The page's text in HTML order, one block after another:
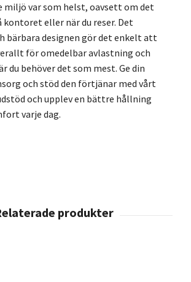
miljö var som helst, oavsett om det
kontoret eller när du reser. Det
bärbara designen gör det enkelt att
för omedelbar avlastning och
du behöver det som mest. Ge din
och stöd den förtjänar med vårt
och upplev en bättre hållning
varje dag.